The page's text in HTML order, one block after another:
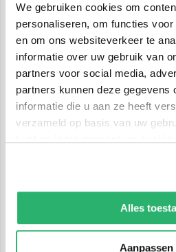
We gebruiken cookies om
personaliseren, om functies
en om ons websiteverkeer te
informatie over uw gebruik van
partners voor social media,
partners kunnen deze gegevens
informatie die u aan ze heeft
verzameld op basis van uw
kunnen ontvangen en verwerken.
Alles
Aanpassen
Voor haar boekVampkreeg
de Jonge Jury.